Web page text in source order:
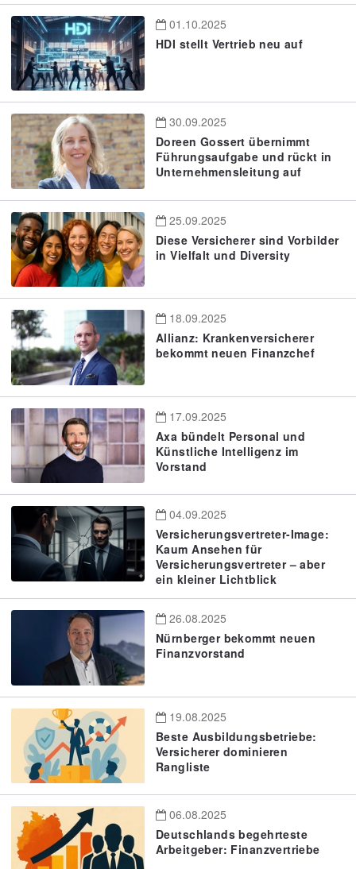
01.10.2025
HDI stellt Vertrieb neu auf
30.09.2025
Doreen Gossert übernimmt
Führungsaufgabe und rückt in
Unternehmensleitung auf
25.09.2025
Diese Versicherer sind Vorbilder
in Vielfalt und Diversity
18.09.2025
Allianz: Krankenversicherer
bekommt neuen Finanzchef
17.09.2025
Axa bündelt Personal und
Künstliche Intelligenz im
Vorstand
04.09.2025
Versicherungsvertreter-Image:
Kaum Ansehen für
Versicherungsvertreter – aber
ein kleiner Lichtblick
26.08.2025
Nürnberger bekommt neuen
Finanzvorstand
19.08.2025
Beste Ausbildungsbetriebe:
Versicherer dominieren
Rangliste
06.08.2025
Deutschlands begehrteste
Arbeitgeber: Finanzvertriebe